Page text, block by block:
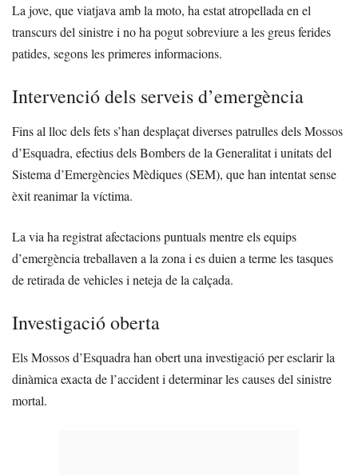
La jove, que viatjava amb la moto, ha estat atropellada en el
transcurs del sinistre i no ha pogut sobreviure a les greus ferides
patides, segons les primeres informacions.
Intervenció dels serveis d’emergència
Fins al lloc dels fets s’han desplaçat diverses patrulles dels Mossos
d’Esquadra, efectius dels Bombers de la Generalitat i unitats del
Sistema d’Emergències Mèdiques (SEM), que han intentat sense
èxit reanimar la víctima.
La via ha registrat afectacions puntuals mentre els equips
d’emergència treballaven a la zona i es duien a terme les tasques
de retirada de vehicles i neteja de la calçada.
Investigació oberta
Els Mossos d’Esquadra han obert una investigació per esclarir la
dinàmica exacta de l’accident i determinar les causes del sinistre
mortal.